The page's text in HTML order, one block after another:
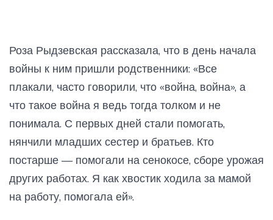
Роза Рыдзевская рассказала, что в день начала
войны к ним пришли родственники: «Все
плакали, часто говорили, что «война, война», а
что такое война я ведь тогда толком и не
понимала. С первых дней стали помогать,
нянчили младших сестер и братьев. Кто
постарше — помогали на сенокосе, сборе урожая
других работах. Я как хвостик ходила за мамой
на работу, помогала ей».